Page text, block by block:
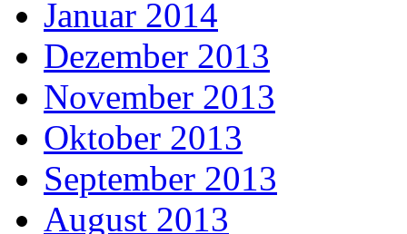
Januar 2014
Dezember 2013
November 2013
Oktober 2013
September 2013
August 2013